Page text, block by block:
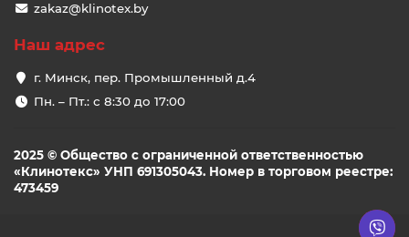
zakaz@klinotex.by
Наш адрес
г. Минск, пер. Промышленный д.4
Пн. – Пт.: с 8:30 до 17:00
2025 © Общество с ограниченной ответственностью
«Клинотекс» УНП 691305043. Номер в торговом реестре:
473459